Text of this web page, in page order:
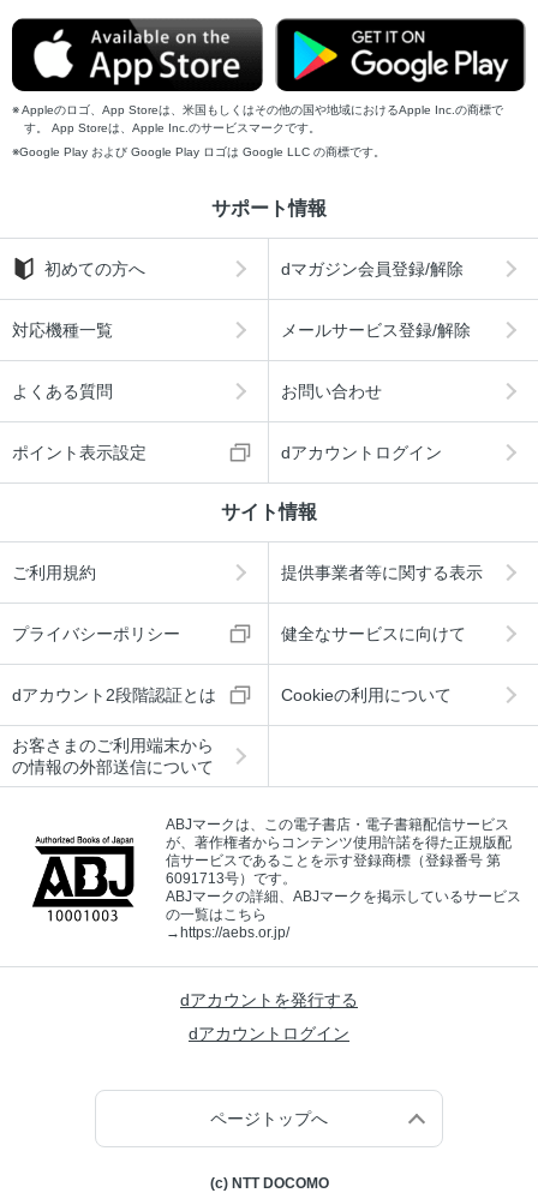
Appleのロゴ、App Storeは、米国もしくはその他の国や地域におけるApple Inc.の商標で
す。 App Storeは、Apple Inc.のサービスマークです。
Google Play および Google Play ロゴは Google LLC の商標です。
サポート情報
初めての方へ dマガジン会員登録/解除
対応機種一覧 メールサービス登録/解除
よくある質問 お問い合わせ
ポイント表示設定 dアカウントログイン
サイト情報
ご利用規約 提供事業者等に関する表示
プライバシーポリシー 健全なサービスに向けて
dアカウント2段階認証とは Cookieの利用について
お客さまのご利用端末から
の情報の外部送信について
ABJマークは、この電子書店・電子書籍配信サービス
が、著作権者からコンテンツ使用許諾を得た正規版配
信サービスであることを示す登録商標（登録番号 第
6091713号）です。
ABJマークの詳細、ABJマークを掲示しているサービス
の一覧はこちら
→ https://aebs.or.jp/
dアカウントを発行する
dアカウントログイン
ページトップへ
(c) NTT DOCOMO